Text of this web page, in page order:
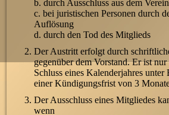
b. durch Ausschluss aus dem Verein
c. bei juristischen Personen durch
Auflösung
d. durch den Tod des Mitglieds
Der Austritt erfolgt durch
gegenüber dem Vorstand. Er ist nur
Schluss eines Kalenderjahres unter
einer Kündigungsfrist von 3
Der Ausschluss eines Mitgliedes
wenn